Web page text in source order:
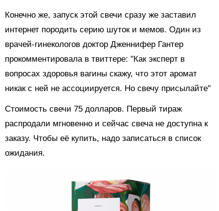
Конечно же, запуск этой свечи сразу же заставил
интернет породить серию шуток и мемов. Один из
врачей-гинекологов доктор Дженнифер Гантер
прокомментировала в твиттере: "Как эксперт в
вопросах здоровья вагины скажу, что этот аромат
никак с ней не ассоциируется. Но свечу присылайте"
Стоимость свечи 75 долларов. Первый тираж
распродали мгновенно и сейчас свеча не доступна к
заказу. Чтобы её купить, надо записаться в список
ожидания.